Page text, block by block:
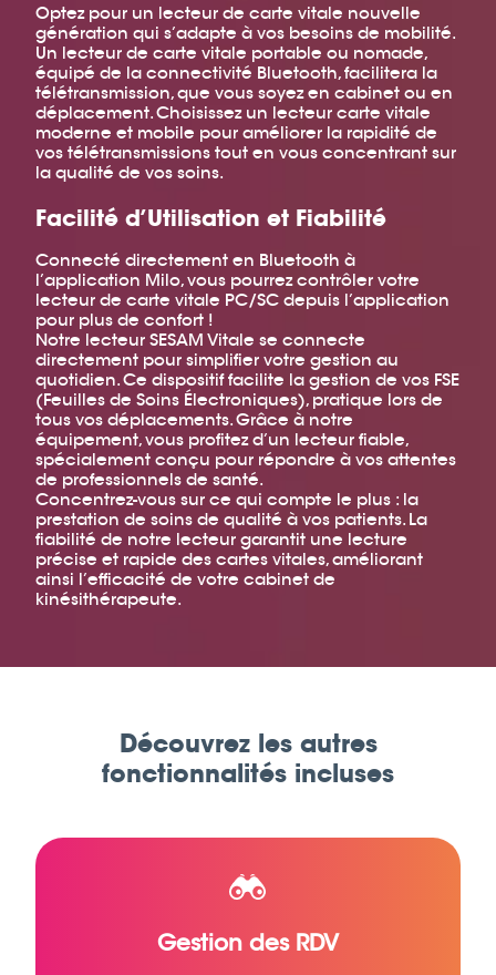
Optez pour un lecteur de carte vitale nouvelle
génération qui s’adapte à vos besoins de mobilité.
Un lecteur de carte vitale portable ou nomade,
équipé de la connectivité Bluetooth, facilitera la
télétransmission, que vous soyez en cabinet ou en
déplacement. Choisissez un lecteur carte vitale
moderne et mobile pour améliorer la rapidité de
vos télétransmissions tout en vous concentrant sur
la qualité de vos soins.
Facilité d’Utilisation et Fiabilité
Connecté directement en Bluetooth à
l’application Milo, vous pourrez contrôler votre
lecteur de carte vitale PC/SC depuis l’application
pour plus de confort !
Notre lecteur SESAM Vitale se connecte
directement pour simplifier votre gestion au
quotidien. Ce dispositif facilite la gestion de vos FSE
(Feuilles de Soins Électroniques), pratique lors de
tous vos déplacements. Grâce à notre
équipement, vous profitez d’un lecteur fiable,
spécialement conçu pour répondre à vos attentes
de professionnels de santé.
Concentrez-vous sur ce qui compte le plus : la
prestation de soins de qualité à vos patients. La
fiabilité de notre lecteur garantit une lecture
précise et rapide des cartes vitales, améliorant
ainsi l’efficacité de votre cabinet de
kinésithérapeute.
Découvrez les autres
fonctionnalités incluses
Gestion des RDV